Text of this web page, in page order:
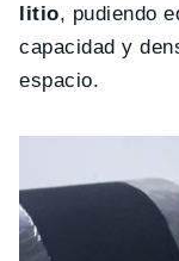
litio, pudiendo
capacidad y
espacio.